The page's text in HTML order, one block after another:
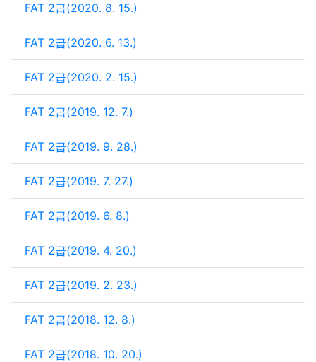
FAT 2급(2020. 8. 15.)
FAT 2급(2020. 6. 13.)
FAT 2급(2020. 2. 15.)
FAT 2급(2019. 12. 7.)
FAT 2급(2019. 9. 28.)
FAT 2급(2019. 7. 27.)
FAT 2급(2019. 6. 8.)
FAT 2급(2019. 4. 20.)
FAT 2급(2019. 2. 23.)
FAT 2급(2018. 12. 8.)
FAT 2급(2018. 10. 20.)